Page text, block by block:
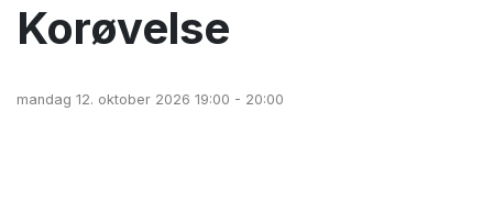
Korøvelse
mandag 12. oktober 2026 19:00 - 20:00